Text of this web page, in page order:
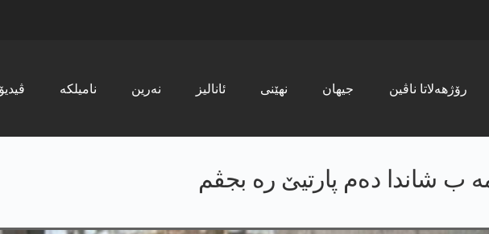
ڤیدیۆ نامیلکە نەرین ئانالیز نھێنی جیھان رۆژھەلاتا ناڤین
ب شاندا دەم پارتیێ رە بجڤم